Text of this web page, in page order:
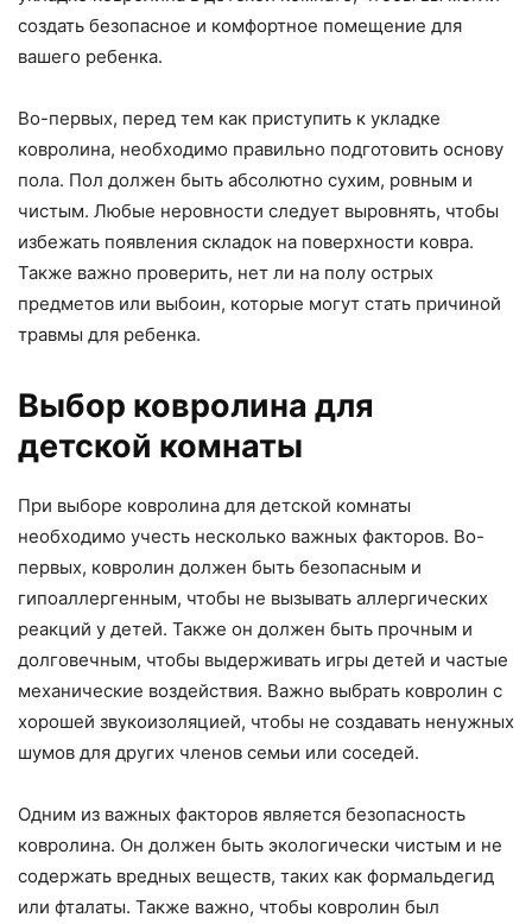
создать безопасное и комфортное помещение для
вашего ребенка.
Во-первых, перед тем как приступить к укладке
ковролина, необходимо правильно подготовить основу
пола. Пол должен быть абсолютно сухим, ровным и
чистым. Любые неровности следует выровнять, чтобы
избежать появления складок на поверхности ковра.
Также важно проверить, нет ли на полу острых
предметов или выбоин, которые могут стать причиной
травмы для ребенка.
Выбор ковролина для
детской комнаты
При выборе ковролина для детской комнаты
необходимо учесть несколько важных факторов. Во-
первых, ковролин должен быть безопасным и
гипоаллергенным, чтобы не вызывать аллергических
реакций у детей. Также он должен быть прочным и
долговечным, чтобы выдерживать игры детей и частые
механические воздействия. Важно выбрать ковролин с
хорошей звукоизоляцией, чтобы не создавать ненужных
шумов для других членов семьи или соседей.
Одним из важных факторов является безопасность
ковролина. Он должен быть экологически чистым и не
содержать вредных веществ, таких как формальдегид
или фталаты. Также важно, чтобы ковролин был